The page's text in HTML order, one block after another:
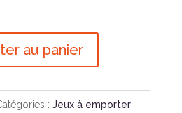
au panier
: Jeux à emporter